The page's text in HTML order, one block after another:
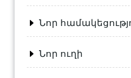
Նոր
Նոր ուղի